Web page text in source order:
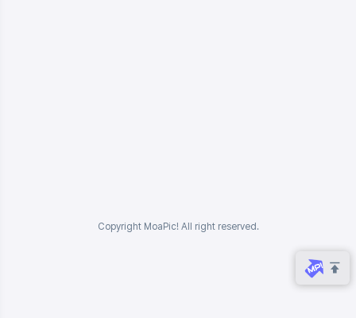
Copyright MoaPic! All right reserved.